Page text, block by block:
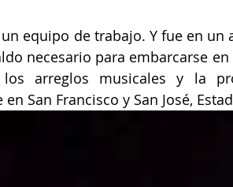
equipo de trabajo. Y fue en un
necesario para embarcarse en
arreglos musicales y la
en San Francisco y San José,